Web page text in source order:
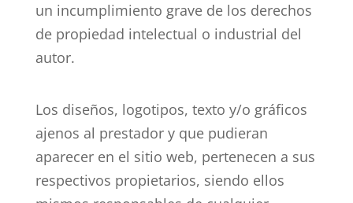
un incumplimiento grave de los derechos
de propiedad intelectual o industrial del
autor.
Los diseños, logotipos, texto y/o gráficos
ajenos al prestador y que pudieran
aparecer en el sitio web, pertenecen a sus
respectivos propietarios, siendo ellos